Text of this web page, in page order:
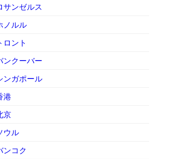
サンゼルス
ノルル
ロント
ンクーバー
ンガポール
港
京
ウル
ンコク